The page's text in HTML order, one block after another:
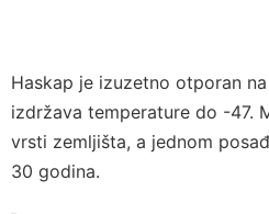
Haskap je izuzetno otporan
izdržava temperature do -47.
vrsti zemljišta, a jednom
30 godina.